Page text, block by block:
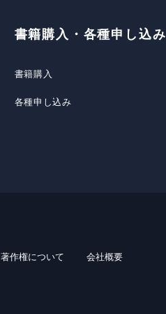
書籍購入・各種申し込み
書籍購入
各種申し込み
著作権について 会社概要